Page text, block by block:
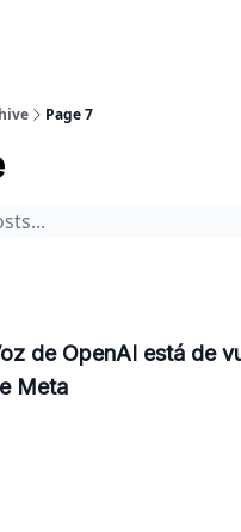
Page 7
de OpenAI está de
Meta